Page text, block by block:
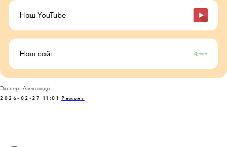
Наш YouTube
Наш сайт
Эксперт Александр
2026-02-27 11:01 Ремонт